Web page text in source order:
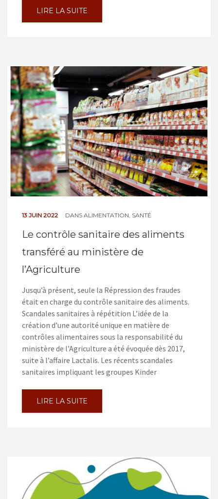
LIRE LA SUITE
13 JUIN 2022 DANS ALIMENTATION, SANTÉ
Le contrôle sanitaire des aliments
transféré au ministère de
l’Agriculture
Jusqu’à présent, seule la Répression des fraudes
était en charge du contrôle sanitaire des aliments.
Scandales sanitaires à répétition L’idée de la
création d’une autorité unique en matière de
contrôles alimentaires sous la responsabilité du
ministère de l’Agriculture a été évoquée dès 2017,
suite à l’affaire Lactalis. Les récents scandales
sanitaires impliquant les groupes Kinder
LIRE LA SUITE